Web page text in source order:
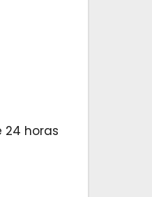
24 horas